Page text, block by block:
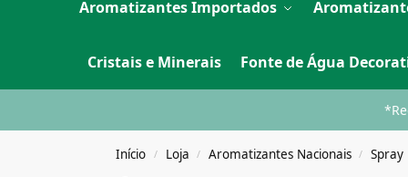
Aromatizantes Importados
Cristais e Minerais Fonte de Água
Início / Loja / Aromatizantes Nacionais / Spray